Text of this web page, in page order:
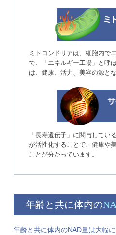
ミトコンドリアは、細胞内で
で、「エネルギー工場」と呼
は、健康、活力、美容の源と
「長寿遺伝子」に関与してい
が活性化することで、健康や
ことが分かっています。
年齢と共に体内の
年齢と共に体内のNAD量は大幅